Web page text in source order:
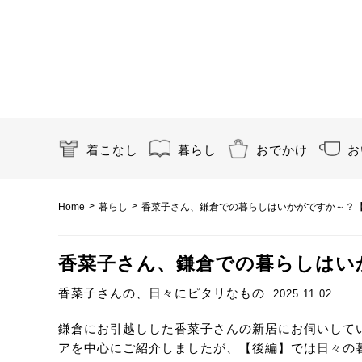
着こなし 暮らし おでかけ
Home > 暮らし > 香菜子さん、鎌倉での暮らしはいかがですか～？
香菜子さん、鎌倉での暮らしは
香菜子さんの、日々にピタリなもの 2025.11.02
鎌倉にお引越しした香菜子さんの新居にお伺いし
アを中心にご紹介しましたが、【後編】では日々